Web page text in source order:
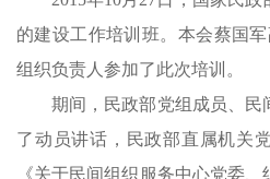
的建设工作培训班。本会蔡国
组织负责人参加了此次培训。
期间，民政部党组成员、
了动员讲话，民政部直属机关
《关于民间组织服务中心党委